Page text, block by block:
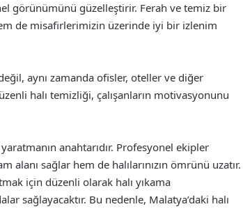
görünümünü güzelleştirir. Ferah ve temiz bir
de misafirlerimizin üzerinde iyi bir izlenim
aynı zamanda ofisler, oteller ve diğer
halı temizliği, çalışanların motivasyonunu
anahtarıdır. Profesyonel ekipler
sağlar hem de halılarınızın ömrünü uzatır.
için düzenli olarak halı yıkama
sağlayacaktır. Bu nedenle, Malatya’daki halı